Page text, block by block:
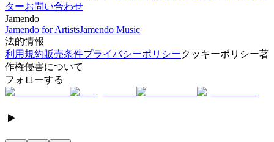
ターお問い合わせ
Jamendo
Jamendo for ArtistsJamendo Music
法的情報
利用規約販売条件プライバシーポリシークッキーポリシー著
作権侵害について
フォローする